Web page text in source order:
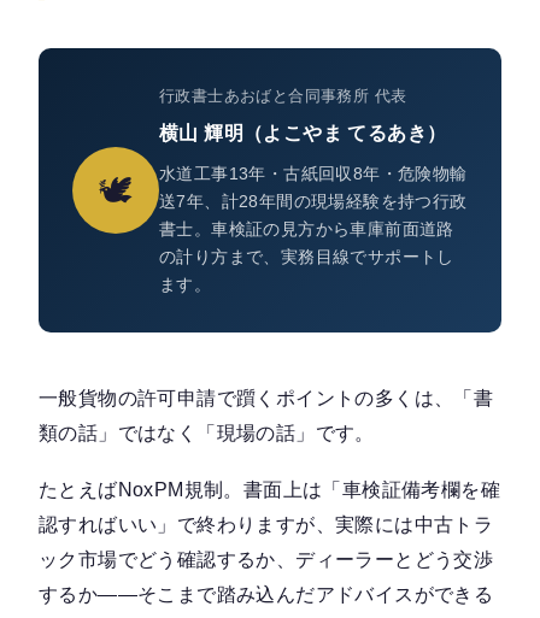
🕊
行政書士あおばと合同事務所 代表
横山 輝明（よこやま てるあき）
水道工事13年・古紙回収8年・危険物輸
送7年、計28年間の現場経験を持つ行政
書士。車検証の見方から車庫前面道路
の計り方まで、実務目線でサポートし
ます。
一般貨物の許可申請で躓くポイントの多くは、「書
類の話」ではなく「現場の話」です。
たとえばNoxPM規制。書面上は「車検証備考欄を確
認すればいい」で終わりますが、実際には中古トラ
ック市場でどう確認するか、ディーラーとどう交渉
するか——そこまで踏み込んだアドバイスができる